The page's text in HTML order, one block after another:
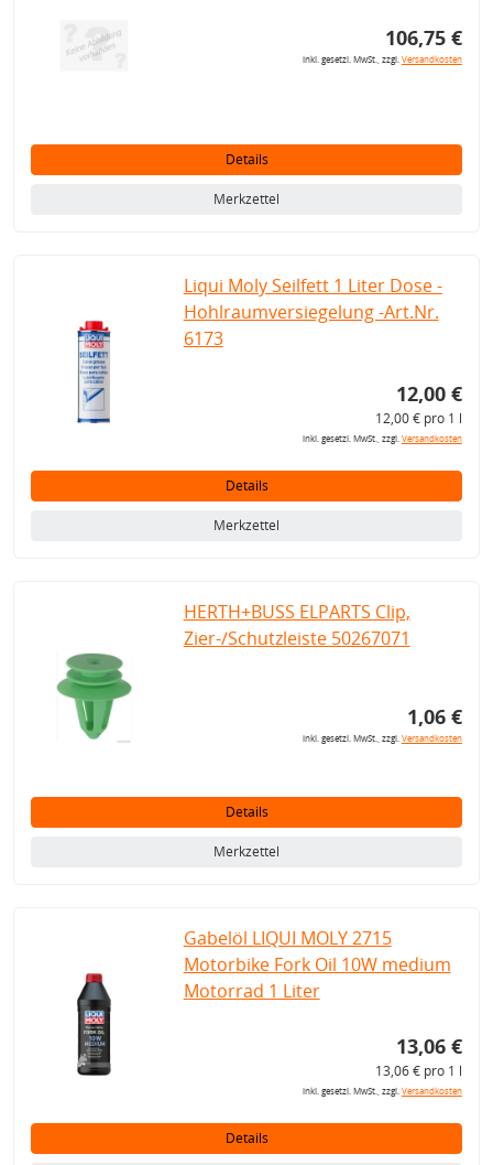
106,75 €
inkl. gesetzl. MwSt., zzgl.Versandkosten
Details
Merkzettel
Liqui Moly Seilfett 1 Liter Dose -
Hohlraumversiegelung -Art.Nr.
6173
12,00 €
12,00 € pro 1 l
inkl. gesetzl. MwSt., zzgl.Versandkosten
Details
Merkzettel
HERTH+BUSS ELPARTS Clip,
Zier-/Schutzleiste 50267071
1,06 €
inkl. gesetzl. MwSt., zzgl.Versandkosten
Details
Merkzettel
Gabelöl LIQUI MOLY 2715
Motorbike Fork Oil 10W medium
Motorrad 1 Liter
13,06 €
13,06 € pro 1 l
inkl. gesetzl. MwSt., zzgl.Versandkosten
Details